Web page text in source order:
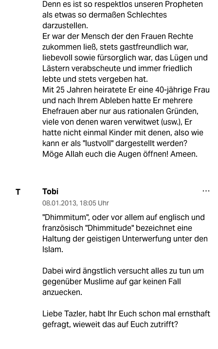
Denn es ist so respektlos unseren Propheten
als etwas so dermaßen Schlechtes
darzustellen.
Er war der Mensch der den Frauen Rechte
zukommen ließ, stets gastfreundlich war,
liebevoll sowie fürsorglich war, das Lügen und
Lästern verabscheute und immer friedlich
lebte und stets vergeben hat.
Mit 25 Jahren heiratete Er eine 40-jährige Frau
und nach Ihrem Ableben hatte Er mehrere
Ehefrauen aber nur aus rationalen Gründen,
viele von denen waren verwitwet (usw.), Er
hatte nicht einmal Kinder mit denen, also wie
kann er als "lustvoll" dargestellt werden?
Möge Allah euch die Augen öffnen! Ameen.
T Tobi
08.01.2013, 18:05 Uhr
"Dhimmitum", oder vor allem auf englisch und
französisch "Dhimmitude" bezeichnet eine
Haltung der geistigen Unterwerfung unter den
Islam.
Dabei wird ängstlich versucht alles zu tun um
gegenüber Muslime auf gar keinen Fall
anzuecken.
Liebe Tazler, habt Ihr Euch schon mal ernsthaft
gefragt, wieweit das auf Euch zutrifft?